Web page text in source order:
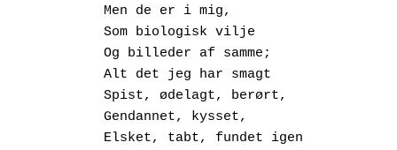
       Men de er i mig,
       Som biologisk vilje
       Og billeder af samme;
       Alt det jeg har smagt
       Spist, ødelagt, berørt,
       Gendannet, kysset,
       Elsket, tabt, fundet igen